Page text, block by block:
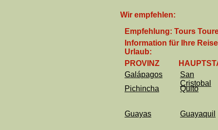
PROVINZ
Galápagos
San
Cristobal
Pichincha
Quito
Guayas Guayaquil
Wir empfehlen:
Information für Ihre
Urlaub:
Empfehlung: Tours